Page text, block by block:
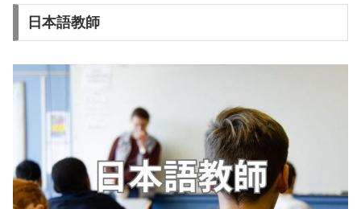
日本語教師